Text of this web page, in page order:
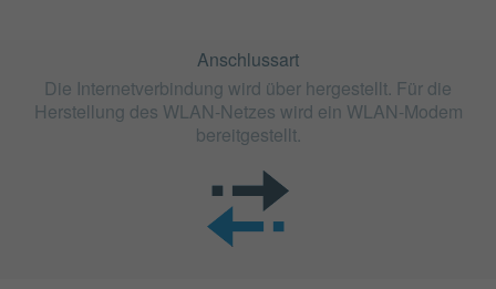
Anschlussart
Die Internetverbindung wird über hergestellt. Für die
Herstellung des WLAN-Netzes wird ein WLAN-Modem
bereitgestellt.